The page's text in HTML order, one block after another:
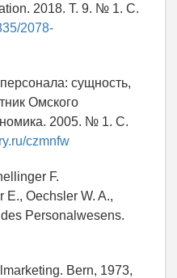
2018. Т. 9. № 1. С.
2078-
сущность,
Омского
2005. № 1. С.
czmnfw
F.
E., Oechsler W. A.,
Personalwesens.
Bern, 1973,